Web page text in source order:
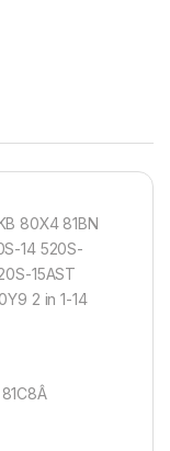
80X4 81BN
14 520S-
15AST
2 in 1-14